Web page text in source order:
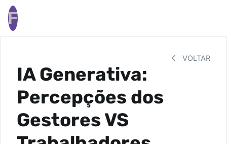
F
VOLTAR
IA Generativa:
Percepções dos
Gestores VS